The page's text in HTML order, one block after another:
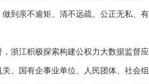
到亲不逾矩、清不远疏、公正无私、有
江积极探索构建公权力大数据监督应
、国有企事业单位、人民团体、社会组